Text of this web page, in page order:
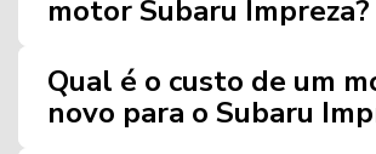
motor Subaru Impreza?
Qual é o custo de um
novo para o Subaru